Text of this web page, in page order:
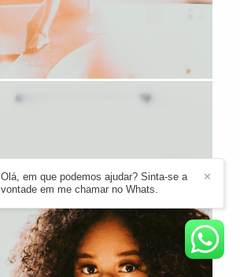
✕
Olá, em que podemos ajudar? Sinta-se a
vontade em me chamar no Whats.